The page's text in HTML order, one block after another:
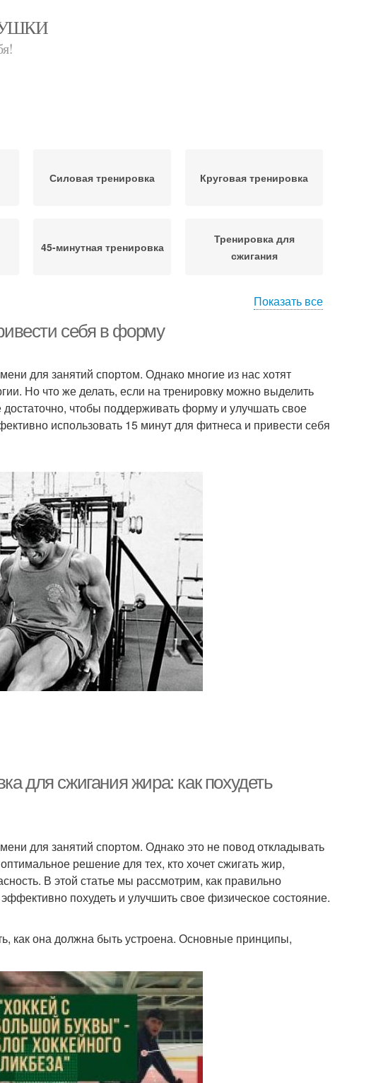
Силовая тренировка Круговая тренировка
45-минутная тренировка
Тренировка для
сжигания
Показать все
себя в форму
для занятий спортом. Однако многие из нас хотят
Но что же делать, если на тренировку можно выделить
чтобы поддерживать форму и улучшать свое
использовать 15 минут для фитнеса и привести себя
для сжигания жира: как похудеть
для занятий спортом. Однако это не повод откладывать
решение для тех, кто хочет сжигать жир,
В этой статье мы рассмотрим, как правильно
похудеть и улучшить свое физическое состояние.
как она должна быть устроена. Основные принципы,